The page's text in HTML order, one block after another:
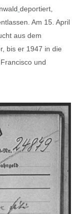
deportiert,
Am 15. April
aus dem
bis er 1947 in die
und